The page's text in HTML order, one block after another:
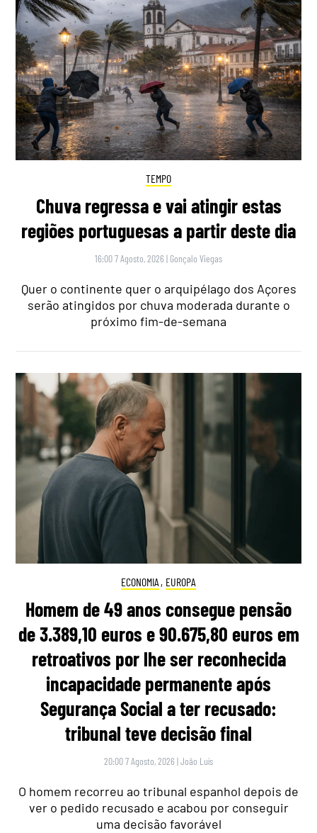
TEMPO
Chuva regressa e vai atingir estas
regiões portuguesas a partir deste dia
16:00 7 Agosto, 2026 | Gonçalo Viegas
Quer o continente quer o arquipélago dos Açores
serão atingidos por chuva moderada durante o
próximo fim-de-semana
ECONOMIA , EUROPA
Homem de 49 anos consegue pensão
de 3.389,10 euros e 90.675,80 euros em
retroativos por lhe ser reconhecida
incapacidade permanente após
Segurança Social a ter recusado:
tribunal teve decisão final
20:00 7 Agosto, 2026 |João Luís
O homem recorreu ao tribunal espanhol depois de
ver o pedido recusado e acabou por conseguir
uma decisão favorável